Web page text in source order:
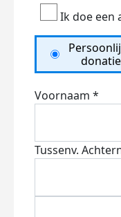
Ik doe een
donatie
Voornaam *
Tussenv.